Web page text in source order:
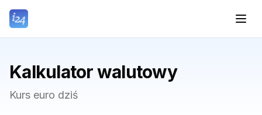
Kalkulator walutowy
Kurs euro dziś